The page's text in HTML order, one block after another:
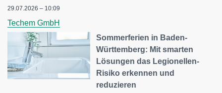
29.07.2026 – 10:09
Techem GmbH
Sommerferien in Baden-
Württemberg: Mit smarten
Lösungen das Legionellen-
Risiko erkennen und
reduzieren